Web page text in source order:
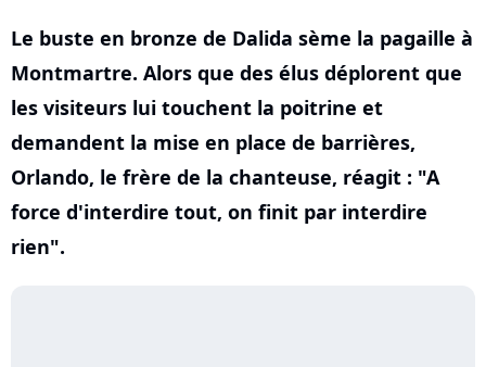
Le buste en bronze de Dalida sème la pagaille à
Montmartre. Alors que des élus déplorent que
les visiteurs lui touchent la poitrine et
demandent la mise en place de barrières,
Orlando, le frère de la chanteuse, réagit : "A
force d'interdire tout, on finit par interdire
rien".